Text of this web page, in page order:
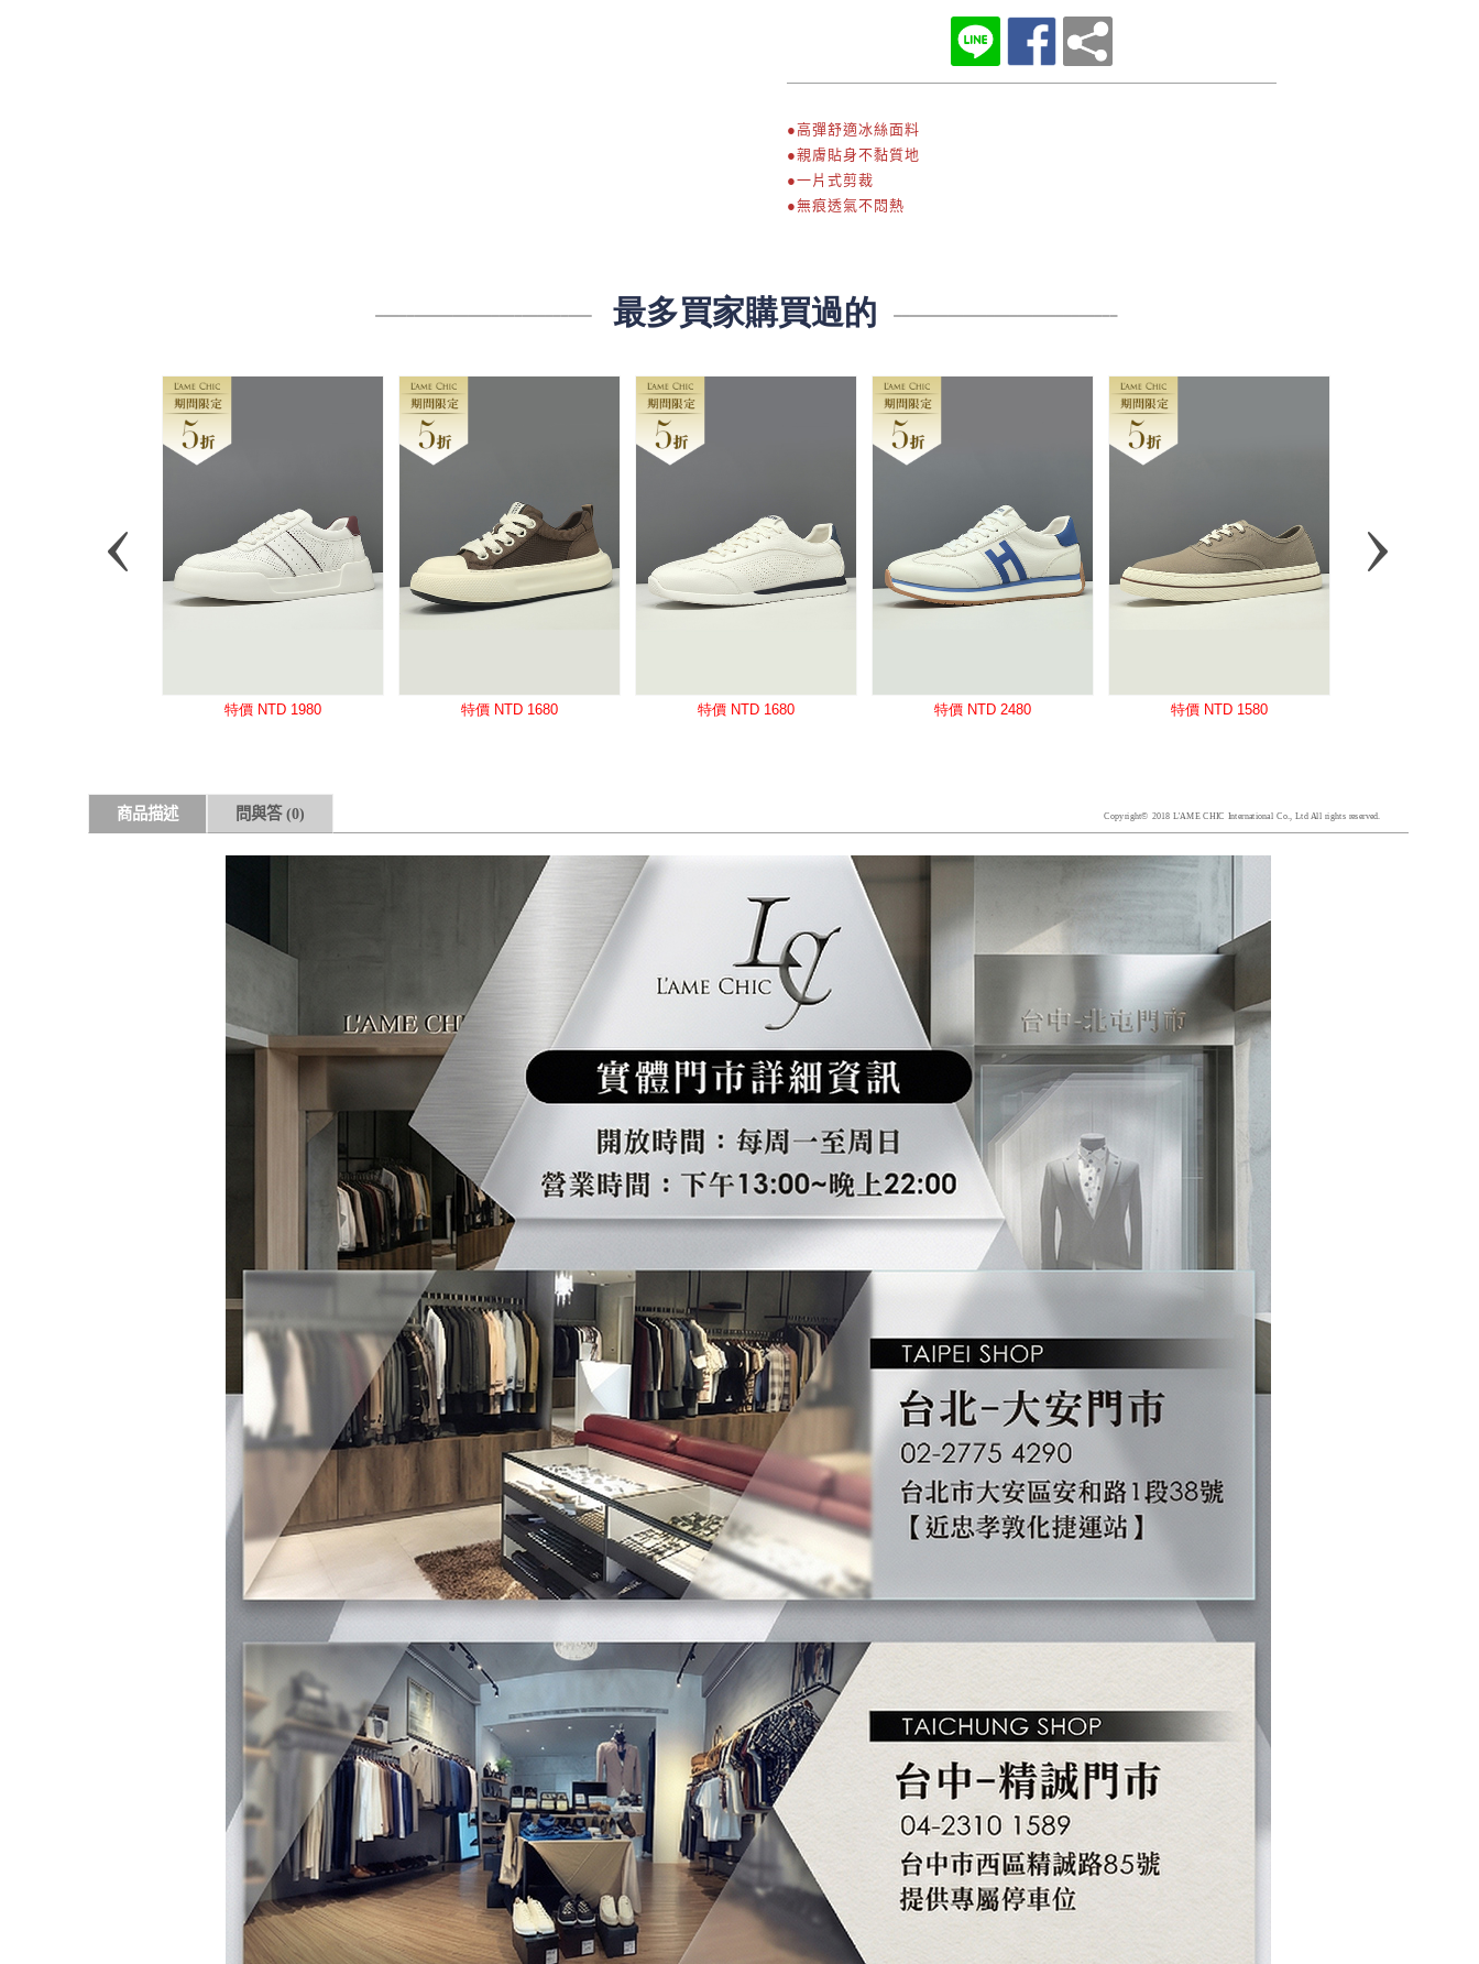
●高彈舒適冰絲面料
●親膚貼身不黏質地
●一片式剪裁
●無痕透氣不悶熱
商品描述 問與答(0) Copyright© 2018 L'AME CHIC International Co., Ltd All rights reserved.